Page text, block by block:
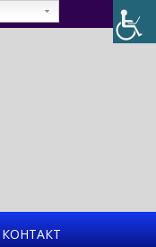
КОНТАКТ